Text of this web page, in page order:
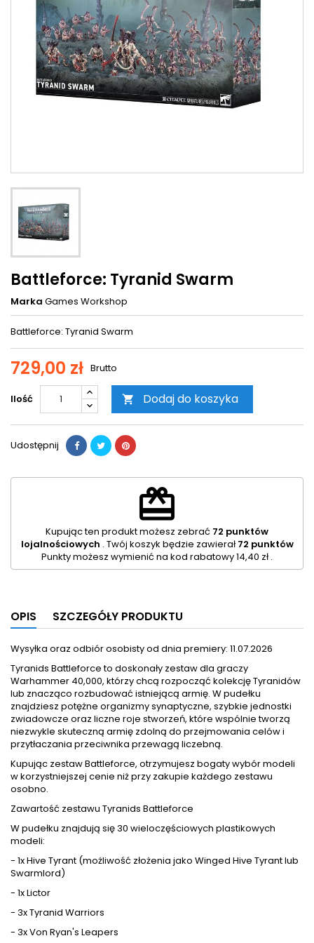
Battleforce: Tyranid Swarm
Marka Games Workshop
Battleforce: Tyranid Swarm
729,00 zł Brutto
Ilość  Dodaj do koszyka
Udostępnij
redeem
Kupując ten produkt możesz zebrać 72 punktów
lojalnościowych . Twój koszyk będzie zawierał72 punktów
Punkty możesz wymienić na kod rabatowy14,40 zł.
OPIS SZCZEGÓŁY PRODUKTU
Wysyłka oraz odbiór osobisty od dnia premiery: 11.07.2026
Tyranids Battleforce to doskonały zestaw dla graczy
Warhammer 40,000, którzy chcą rozpocząć kolekcję Tyranidów
lub znacząco rozbudować istniejącą armię. W pudełku
znajdziesz potężne organizmy synaptyczne, szybkie jednostki
zwiadowcze oraz liczne roje stworzeń, które wspólnie tworzą
niezwykle skuteczną armię zdolną do przejmowania celów i
przytłaczania przeciwnika przewagą liczebną.
Kupując zestaw Battleforce, otrzymujesz bogaty wybór modeli
w korzystniejszej cenie niż przy zakupie każdego zestawu
osobno.
Zawartość zestawu Tyranids Battleforce
W pudełku znajdują się 30 wieloczęściowych plastikowych
modeli:
- 1x Hive Tyrant (możliwość złożenia jako Winged Hive Tyrant lub
Swarmlord)
- 1x Lictor
- 3x Tyranid Warriors
- 3x Von Ryan's Leapers